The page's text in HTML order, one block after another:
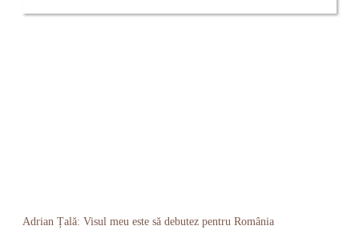
Adrian Țală: Visul meu este să debutez pentru România